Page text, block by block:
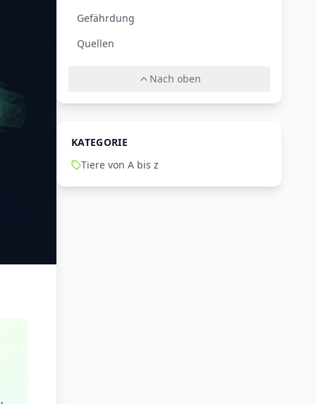
Gefährdung
Quellen
Nach oben
KATEGORIE
Tiere von A bis z